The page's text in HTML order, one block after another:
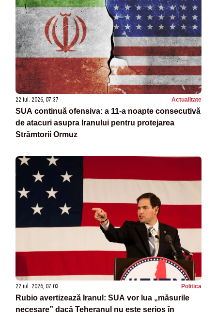
22 iul. 2026, 07:37 Actualitate
SUA continuă ofensiva: a 11-a noapte consecutivă
de atacuri asupra Iranului pentru protejarea
Strâmtorii Ormuz
22 iul. 2026, 07:03 Politica
Rubio avertizează Iranul: SUA vor lua „măsurile
necesare” dacă Teheranul nu este serios în